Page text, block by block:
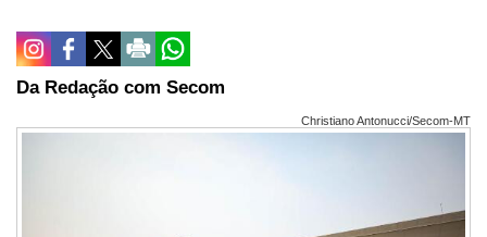
Da Redação com Secom
Christiano Antonucci/Secom-MT